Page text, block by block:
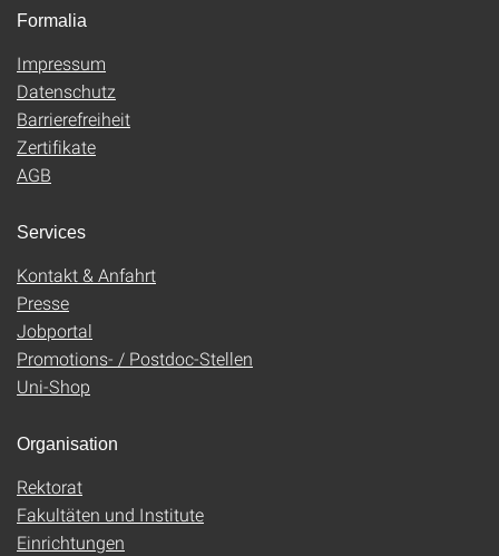
Formalia
Impressum
Datenschutz
Barrierefreiheit
Zertifikate
AGB
Services
Kontakt & Anfahrt
Presse
Jobportal
Promotions- / Postdoc-Stellen
Uni-Shop
Organisation
Rektorat
Fakultäten und Institute
Einrichtungen